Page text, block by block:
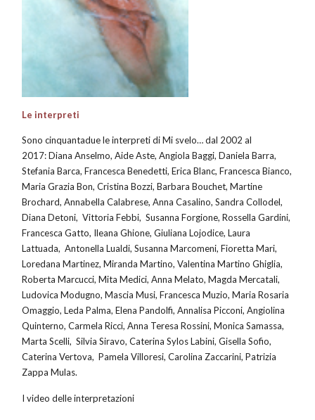
Le interpreti
Sono cinquantadue le interpreti di Mi svelo… dal 2002 al
2017: Diana Anselmo, Aide Aste, Angiola Baggi, Daniela Barra,
Stefania Barca, Francesca Benedetti, Erica Blanc, Francesca Bianco,
Maria Grazia Bon, Cristina Bozzi, Barbara Bouchet, Martine
Brochard, Annabella Calabrese, Anna Casalino, Sandra Collodel,
Diana Detoni, Vittoria Febbi, Susanna Forgione, Rossella Gardini,
Francesca Gatto, Ileana Ghione, Giuliana Lojodice, Laura
Lattuada, Antonella Lualdi, Susanna Marcomeni, Fioretta Mari,
Loredana Martinez, Miranda Martino, Valentina Martino Ghiglia,
Roberta Marcucci, Mita Medici, Anna Melato, Magda Mercatali,
Ludovica Modugno, Mascia Musi, Francesca Muzio, Maria Rosaria
Omaggio, Leda Palma, Elena Pandolfi, Annalisa Picconi, Angiolina
Quinterno, Carmela Ricci, Anna Teresa Rossini, Monica Samassa,
Marta Scelli, Silvia Siravo, Caterina Sylos Labini, Gisella Sofio,
Caterina Vertova, Pamela Villoresi, Carolina Zaccarini, Patrizia
Zappa Mulas.
I video delle interpretazioni